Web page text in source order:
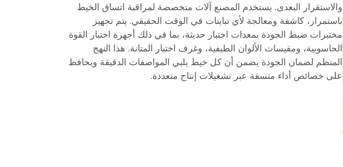
والاستقرار البعدى. يستخدم المصنع آلات متخصصة لمراقبة اتساق الخيط
باستمرار، كاشفة ومعالجة لأي تباينات في الوقت الحقيقي. يتم تجهيز
مختبرات ضبط الجودة بمعدات اختبار حديثة، بما في ذلك أجهزة اختبار القوة
الحاسوبية، ومقيسات الألوان الطيفية، وغرف اختبار المتانة. هذا النهج
المنظم لضمان الجودة يضمن أن كل خيط يلبي المواصفات الدقيقة ويحافظ
على خصائص أداء متسقة عبر تشغيلات إنتاج متعددة.